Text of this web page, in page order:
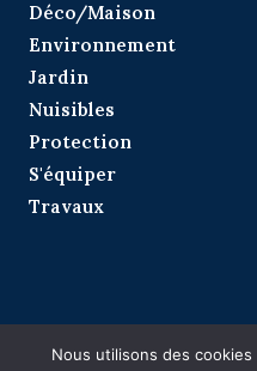
Déco/Maison
Environnement
Jardin
Nuisibles
Protection
S'équiper
Travaux
Nous utilisons des